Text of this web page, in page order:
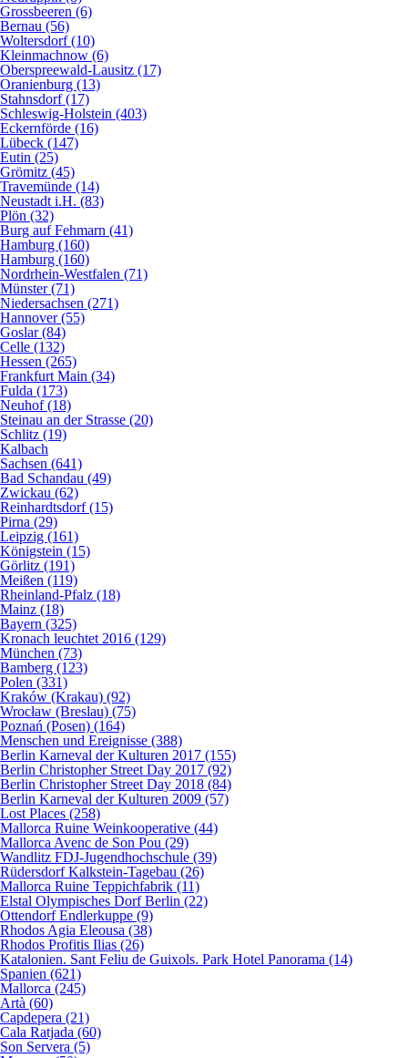
Grossbeeren (6)
Bernau (56)
Woltersdorf (10)
Kleinmachnow (6)
Oberspreewald-Lausitz (17)
Oranienburg (13)
Stahnsdorf (17)
Schleswig-Holstein (403)
Eckernförde (16)
Lübeck (147)
Eutin (25)
Grömitz (45)
Travemünde (14)
Neustadt i.H. (83)
Plön (32)
Burg auf Fehmarn (41)
Hamburg (160)
Hamburg (160)
Nordrhein-Westfalen (71)
Münster (71)
Niedersachsen (271)
Hannover (55)
Goslar (84)
Celle (132)
Hessen (265)
Frankfurt Main (34)
Fulda (173)
Neuhof (18)
Steinau an der Strasse (20)
Schlitz (19)
Kalbach
Sachsen (641)
Bad Schandau (49)
Zwickau (62)
Reinhardtsdorf (15)
Pirna (29)
Leipzig (161)
Königstein (15)
Görlitz (191)
Meißen (119)
Rheinland-Pfalz (18)
Mainz (18)
Bayern (325)
Kronach leuchtet 2016 (129)
München (73)
Bamberg (123)
Polen (331)
Kraków (Krakau) (92)
Wrocław (Breslau) (75)
Poznań (Posen) (164)
Menschen und Ereignisse (388)
Berlin Karneval der Kulturen 2017 (155)
Berlin Christopher Street Day 2017 (92)
Berlin Christopher Street Day 2018 (84)
Berlin Karneval der Kulturen 2009 (57)
Lost Places (258)
Mallorca Ruine Weinkooperative (44)
Mallorca Avenc de Son Pou (29)
Wandlitz FDJ-Jugendhochschule (39)
Rüdersdorf Kalkstein-Tagebau (26)
Mallorca Ruine Teppichfabrik (11)
Elstal Olympisches Dorf Berlin (22)
Ottendorf Endlerkuppe (9)
Rhodos Agia Eleousa (38)
Rhodos Profitis Ilias (26)
Katalonien. Sant Feliu de Guixols. Park Hotel Panorama (14)
Spanien (621)
Mallorca (245)
Artà (60)
Capdepera (21)
Cala Ratjada (60)
Son Servera (5)